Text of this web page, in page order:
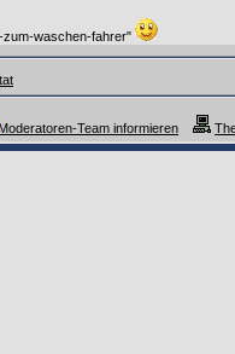
waschen-fahrer"
Moderatoren-Team informieren